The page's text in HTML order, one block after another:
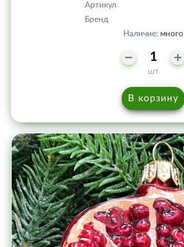
Артикул
Бренд
Наличие: много
шт
В корзину